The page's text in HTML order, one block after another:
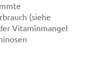
(siehe
Vitaminmangel